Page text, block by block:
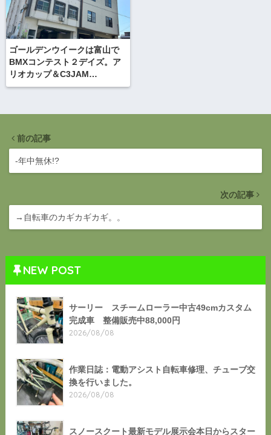
ゴールデンウイークは富山で
BMXコンテスト２デイズ。ア
リオカップ＆C3JAM
TOYAMA開催。
前の記事
-年中無休!?
次の記事
→自転車のカギカギカギ。。
NEW POST
サーリー スチームローラー中古49cmカスタム
完成車 整備販売中88,000円
2026/08/08
作業日誌：電動アシスト自転車修理、チューブ交
換を行いました。
2026/08/08
スノースクート最新モデル展示会本日からスター